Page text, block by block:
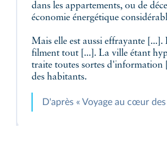
dans les appartements, ou de
économie énergétique
Mais elle est aussi effrayante [...].
filment tout [...]. La ville étant
traite toutes sortes d'information
des habitants.
D'après « Voyage au cœur